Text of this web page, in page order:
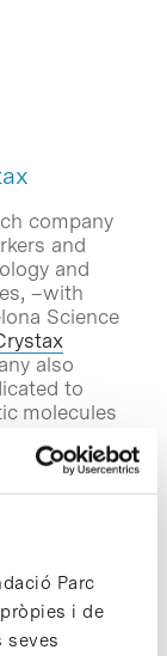
Parc
i de
seves
company
and
and
–with
Science
also
to
molecules
capital
by
will also
the